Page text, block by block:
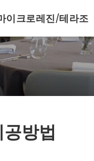
이크로레진/테라조
방법